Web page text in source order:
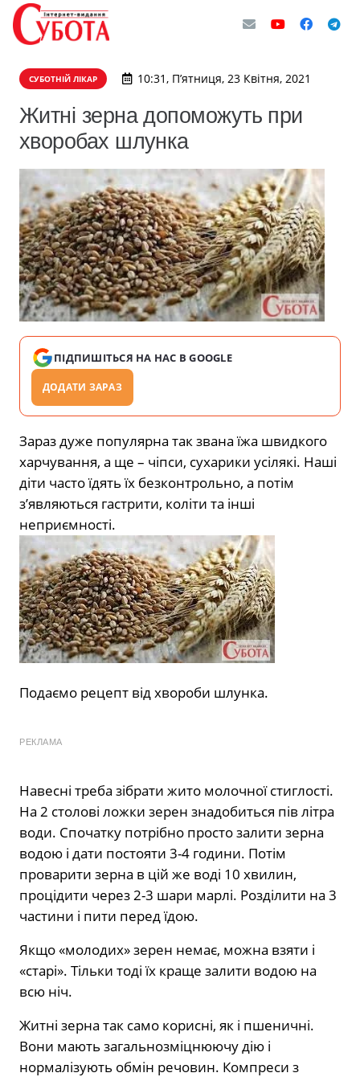
СУБОТНІЙ ЛІКАР 10:31, П’ятниця, 23 Квітня, 2021
Житні зерна допоможуть при
хворобах шлунка
ПІДПИШІТЬСЯ НА НАС В GOOGLE
ДОДАТИ ЗАРАЗ
Зараз дуже популярна так звана їжа швидкого
харчування, а ще – чіпси, сухарики усілякі. Наші
діти часто їдять їх безконтрольно, а потім
з’являються гастрити, коліти та інші
неприємності.
Подаємо рецепт від хвороби шлунка.
РЕКЛАМА
Навесні треба зібрати жито молочної стиглості.
На 2 столові ложки зерен знадобиться пів літра
води. Спочатку потрібно просто залити зерна
водою і дати постояти 3-4 години. Потім
проварити зерна в цій же воді 10 хвилин,
процідити через 2-3 шари марлі. Розділити на 3
частини і пити перед їдою.
Якщо «молодих» зерен немає, можна взяти і
«старі». Тільки тоді їх краще залити водою на
всю ніч.
Житні зерна так само корисні, як і пшеничні.
Вони мають загальнозміцнюючу дію і
нормалізують обмін речовин. Компреси з